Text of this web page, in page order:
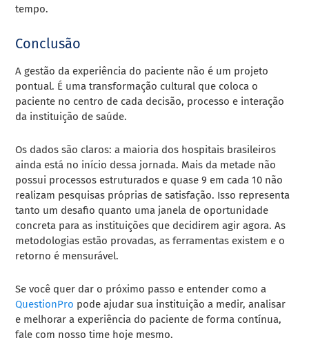
tempo.
Conclusão
A gestão da experiência do paciente não é um projeto
pontual. É uma transformação cultural que coloca o
paciente no centro de cada decisão, processo e interação
da instituição de saúde.
Os dados são claros: a maioria dos hospitais brasileiros
ainda está no início dessa jornada. Mais da metade não
possui processos estruturados e quase 9 em cada 10 não
realizam pesquisas próprias de satisfação. Isso representa
tanto um desafio quanto uma janela de oportunidade
concreta para as instituições que decidirem agir agora. As
metodologias estão provadas, as ferramentas existem e o
retorno é mensurável.
Se você quer dar o próximo passo e entender como a
QuestionPro pode ajudar sua instituição a medir, analisar
e melhorar a experiência do paciente de forma contínua,
fale com nosso time hoje mesmo.